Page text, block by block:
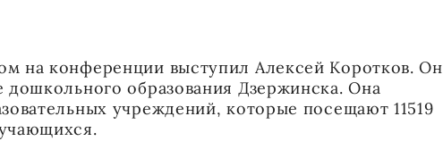
на конференции выступил Алексей Коротков. Он
дошкольного образования Дзержинска. Она
учреждений, которые посещают 11519